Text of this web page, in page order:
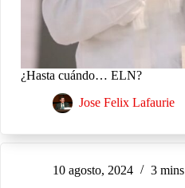
¿Hasta cuándo… ELN?
Jose Felix Lafaurie
10 agosto, 2024 3 mins